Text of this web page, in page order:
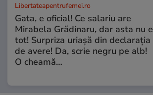
Libertateapentrufemei.ro
Gata, e oficial! Ce salariu are
Mirabela Grădinaru, dar asta nu e
tot! Surpriza uriașă din declarația
de avere! Da, scrie negru pe alb!
O cheamă…